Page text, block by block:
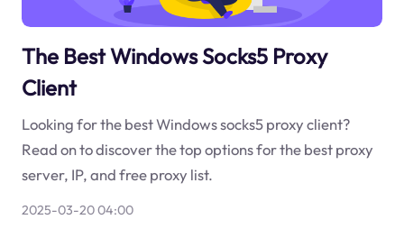
The Best Windows Socks5 Proxy
Client
Looking for the best Windows socks5 proxy client?
Read on to discover the top options for the best proxy
server, IP, and free proxy list.
2025-03-20 04:00